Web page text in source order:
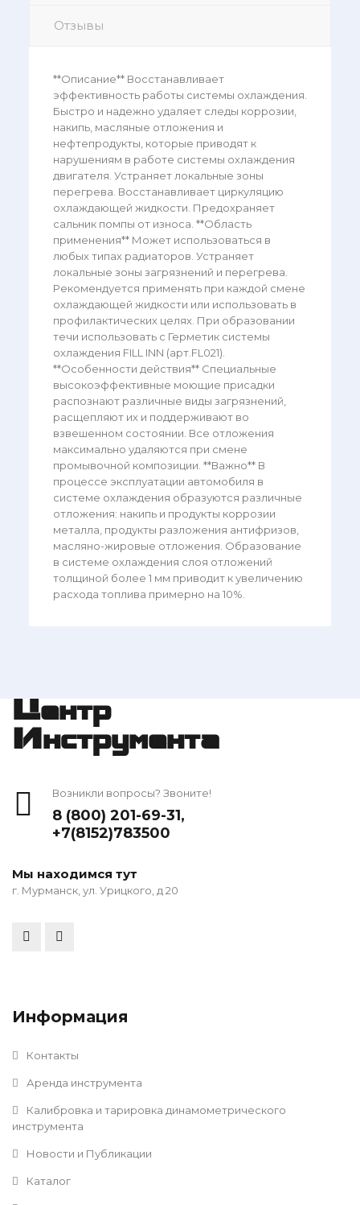
Отзывы
**Описание** Восстанавливает
эффективность работы системы охлаждения.
Быстро и надежно удаляет следы коррозии,
накипь, масляные отложения и
нефтепродукты, которые приводят к
нарушениям в работе системы охлаждения
двигателя. Устраняет локальные зоны
перегрева. Восстанавливает циркуляцию
охлаждающей жидкости. Предохраняет
сальник помпы от износа. **Область
применения** Может использоваться в
любых типах радиаторов. Устраняет
локальные зоны загрязнений и перегрева.
Рекомендуется применять при каждой смене
охлаждающей жидкости или использовать в
профилактических целях. При образовании
течи использовать с Герметик системы
охлаждения FILL INN (арт.FL021).
**Особенности действия** Специальные
высокоэффективные моющие присадки
распознают различные виды загрязнений,
расщепляют их и поддерживают во
взвешенном состоянии. Все отложения
максимально удаляются при смене
промывочной композиции. **Важно** В
процессе эксплуатации автомобиля в
системе охлаждения образуются различные
отложения: накипь и продукты коррозии
металла, продукты разложения антифризов,
масляно-жировые отложения. Образование
в системе охлаждения слоя отложений
толщиной более 1 мм приводит к увеличению
расхода топлива примерно на 10%.
Центр
Инструмента
Возникли вопросы? Звоните!
8 (800) 201-69-31,
+7(8152)783500
Мы находимся тут
г. Мурманск, ул. Урицкого, д 20
Информация
Контакты
Аренда инструмента
Калибровка и тарировка динамометрического
инструмента
Новости и Публикации
Каталог